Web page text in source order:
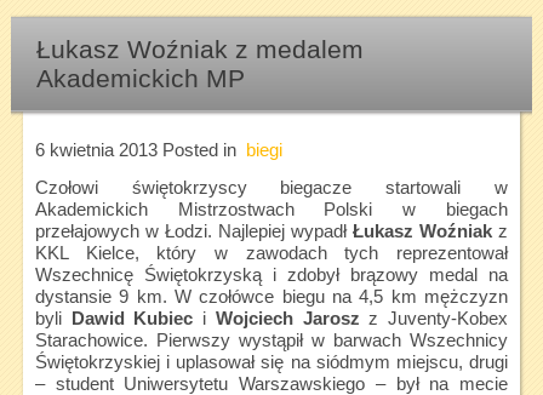
Łukasz Woźniak z medalem
Akademickich MP
6 kwietnia 2013Posted in
biegi
Czołowi świętokrzyscy biegacze startowali w
Akademickich Mistrzostwach Polski w biegach
przełajowych w Łodzi. Najlepiej wypadłŁukasz Woźniak z
KKL Kielce, który w zawodach tych reprezentował
Wszechnicę Świętokrzyską i zdobył brązowy medal na
dystansie 9 km. W czołówce biegu na 4,5 km mężczyzn
byli
Dawid Kubiec i Wojciech Jarosz z Juventy-Kobex
Starachowice. Pierwszy wystąpił w barwach Wszechnicy
Świętokrzyskiej i uplasował się na siódmym miejscu, drugi
– student Uniwersytetu Warszawskiego – był na mecie